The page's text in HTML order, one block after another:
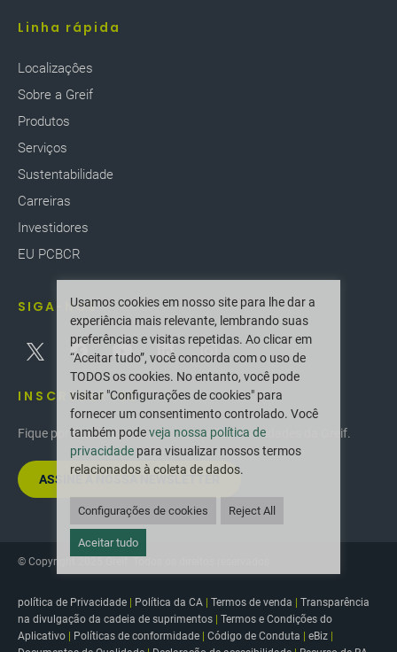
Linha rápida
Localizaçôes
Sobre a Greif
Produtos
Serviços
Sustentabilidade
Carreiras
Investidores
EU PCBCR
SIGA-NOS
INSCREVER-SE
Fique por dentro das últimas inovações e novidades da Greif.
ASSINE A NOSSA NEWSLETTER
© Copyright 2025 Greif. Todos os direitos reservados.
política de Privacidade | Política da CA | Termos de venda | Transparência
na divulgação da cadeia de suprimentos | Termos e Condições do
Aplicativo | Políticas de conformidade | Código de Conduta | eBiz |
Usamos cookies em nosso site para lhe dar a
experiência mais relevante, lembrando suas
preferências e visitas repetidas. Ao clicar em
“Aceitar tudo”, você concorda com o uso de
TODOS os cookies. No entanto, você pode
visitar "Configurações de cookies" para
fornecer um consentimento controlado. Você
também podeveja nossa política de
privacidade para visualizar nossos termos
relacionados à coleta de dados.
Configurações de cookies Reject All
Aceitar tudo